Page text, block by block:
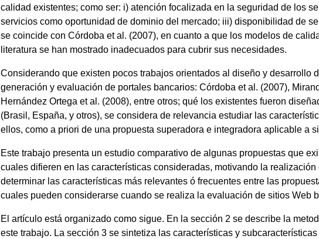
calidad existentes; como ser: i) atención focalizada en la seguridad de los
servicios como oportunidad de dominio del mercado; iii) disponibilidad de
se coincide con Córdoba et al. (2007), en cuanto a que los modelos de
literatura se han mostrado inadecuados para cubrir sus necesidades.
Considerando que existen pocos trabajos orientados al diseño y desarrollo
generación y evaluación de portales bancarios: Córdoba et al. (2007),
Hernández Ortega et al. (2008), entre otros; qué los existentes fueron
(Brasil, España, y otros), se considera de relevancia estudiar las
ellos, como a priori de una propuesta superadora e integradora aplicable a
Este trabajo presenta un estudio comparativo de algunas propuestas que
cuales difieren en las características consideradas, motivando la
determinar las características más relevantes ó frecuentes entre las
cuales pueden considerarse cuando se realiza la evaluación de sitios Web
El artículo está organizado como sigue. En la sección 2 se describe la
este trabajo. La sección 3 se sintetiza las características y